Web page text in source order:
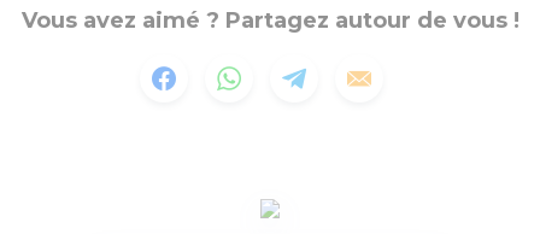
Vous avez aimé ? Partagez autour de vous !